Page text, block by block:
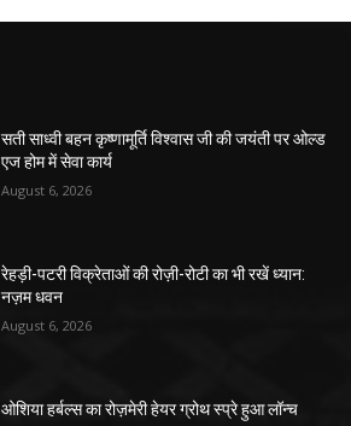
सती साध्वी बहन कृष्णामूर्ति विश्वास जी की जयंती पर ओल्ड
एज होम में सेवा कार्य
August 6, 2026
रेहड़ी-पटरी विक्रेताओं की रोज़ी-रोटी का भी रखें ध्यान:
नज़म धवन
August 6, 2026
ओशिया हर्बल्स का रोज़मेरी हेयर ग्रोथ स्प्रे हुआ लॉन्च